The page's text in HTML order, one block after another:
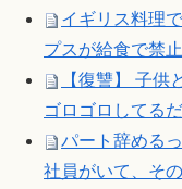
イギリス料理
プスが給食で禁
【復讐】 子
ゴロゴロしてる
パート辞める
社員がいて、そ